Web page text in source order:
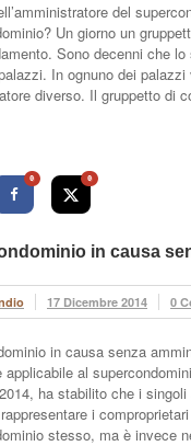
del
Un giorno un
Sono decenni che
In ognuno dei
diverso. Il gruppetto di
0 0
in causa
17 Dicembre 2014 0
in causa senza
applicabile al
ha stabilito che i
i
stesso, ma è invece